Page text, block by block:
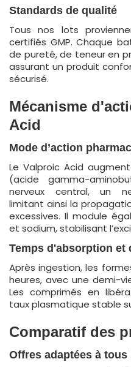
Standards de qualité
Tous nos lots
certifiés GMP. Chaque
de pureté, de teneur en
assurant un produit
sécurisé.
Mécanisme
Acid
Mode d’action
Le Valproic Acid
(acide gamma-
nerveux central, un
limitant ainsi la
excessives. Il module
et sodium, stabilisant
Temps d'absorption et
Après ingestion, les
heures, avec une demi-
Les comprimés en
taux plasmatique stable
Comparatif des
Offres adaptées à